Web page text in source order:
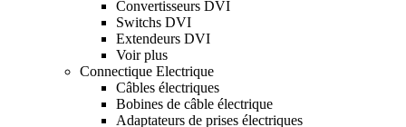
Convertisseurs DVI
Switchs DVI
Extendeurs DVI
Voir plus
Connectique Electrique
Câbles électriques
Bobines de câble électrique
Adaptateurs de prises électriques